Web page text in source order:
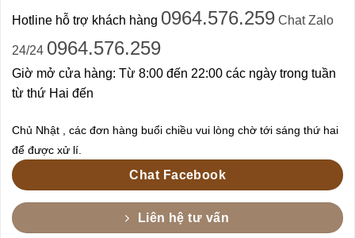
Hotline hỗ trợ khách hàng 0964.576.259Chat Zalo
24/24 0964.576.259
Giờ mở cửa hàng: Từ 8:00 đến 22:00 các ngày trong tuần
từ thứ Hai đến
Chủ Nhật , các đơn hàng buổi chiều vui lòng chờ tới sáng thứ hai
để được xử lí.
Chat Facebook
Liên hệ tư vấn